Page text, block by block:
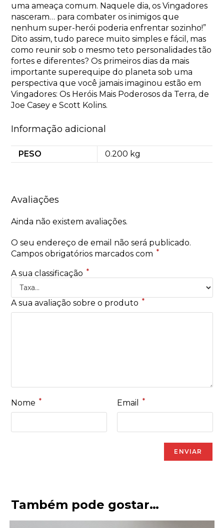
uma ameaça comum. Naquele dia, os Vingadores
nasceram… para combater os inimigos que
nenhum super-herói poderia enfrentar sozinho!”
Dito assim, tudo parece muito simples e fácil, mas
como reunir sob o mesmo teto personalidades tão
fortes e diferentes? Os primeiros dias da mais
importante superequipe do planeta sob uma
perspectiva que você jamais imaginou estão em
Vingadores: Os Heróis Mais Poderosos da Terra, de
Joe Casey e Scott Kolins.
Informação adicional
PESO 0.200 kg
Avaliações
Ainda não existem avaliações.
O seu endereço de email não será publicado.
Campos obrigatórios marcados com *
A sua classificação *
A sua avaliação sobre o produto *
Nome * Email *
Também pode gostar…